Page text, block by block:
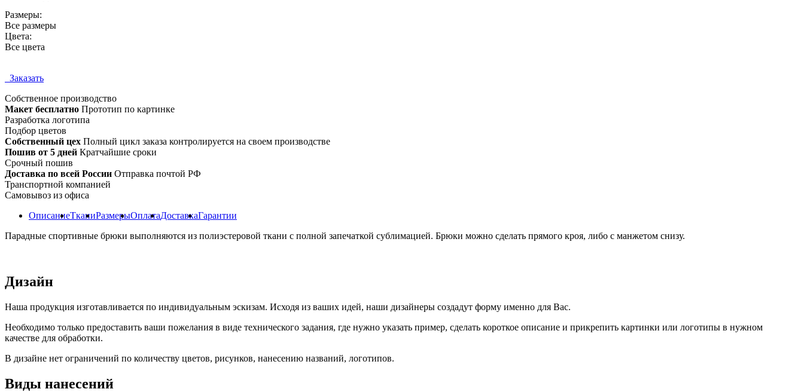
Размеры:
Все размеры
Цвета:
Все цвета
Заказать
Собственное производство
Макет бесплатно Прототип по картинке
Разработка логотипа
Подбор цветов
Собственный цех Полный цикл заказа контролируется на своем производстве
Пошив от 5 дней Кратчайшие сроки
Срочный пошив
Доставка по всей России Отправка почтой РФ
Транспортной компанией
Самовывоз из офиса
ОписаниеТканиРазмерыОплатаДоставкаГарантии
Парадные спортивные брюки выполняются из полиэстеровой ткани с полной запечаткой сублимацией. Брюки можно сделать прямого кроя, либо с манжетом снизу.
Дизайн
Наша продукция изготавливается по индивидуальным эскизам. Исходя из ваших идей, наши дизайнеры создадут форму именно для Вас.
Необходимо только предоставить ваши пожелания в виде технического задания, где нужно указать пример, сделать короткое описание и прикрепить картинки или логотипы в нужном
качестве для обработки.
В дизайне нет ограничений по количеству цветов, рисунков, нанесению названий, логотипов.
Виды нанесений